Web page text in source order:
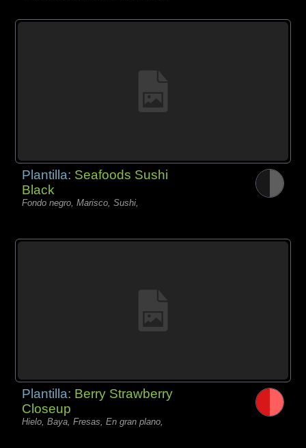
Plantilla: Seafoods Sushi
Black
Fondo negro, Marisco, Sushi,
Plantilla: Berry Strawberry
Closeup
Hielo, Baya, Fresas, En gran plano,